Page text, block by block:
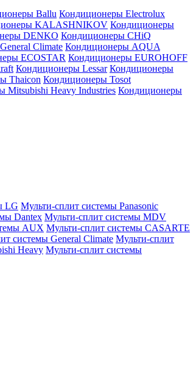
Ballu Кондиционеры Electrolux
KALASHNIKOV Кондиционеры
DENKO Кондиционеры CHiQ
Climate Кондиционеры AQUA
ECOSTAR Кондиционеры EUROHOFF
Кондиционеры Lessar Кондиционеры
Thaicon Кондиционеры Tosot
Mitsubishi Heavy Industries Кондиционеры
LG Мульти-сплит системы Panasonic
Dantex Мульти-сплит системы MDV
AUX Мульти-сплит системы CASARTE
системы General Climate Мульти-сплит
Heavy Мульти-сплит системы